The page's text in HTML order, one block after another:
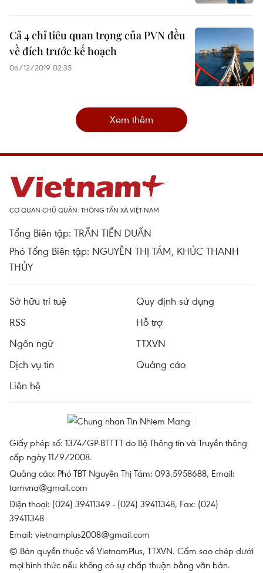
Cả 4 chỉ tiêu quan trọng của PVN đều
về đích trước kế hoạch
06/12/2019 02:35
Xem thêm
CƠ QUAN CHỦ QUẢN: THÔNG TẤN XÃ VIỆT NAM
Tổng Biên tập: TRẦN TIẾN DUẨN
Phó Tổng Biên tập: NGUYỄN THỊ TÁM, KHÚC THANH
THỦY
Sở hữu trí tuệ
Quy định sử dụng
RSS
Hỗ trợ
Ngôn ngữ
TTXVN
Dịch vụ tin
Quảng cáo
Liên hệ
Giấy phép số: 1374/GP-BTTTT do Bộ Thông tin và Truyền thông
cấp ngày 11/9/2008.
Quảng cáo: Phó TBT Nguyễn Thị Tám: 093.5958688, Email:
tamvna@gmail.com
Điện thoại: (024) 39411349 - (024) 39411348, Fax: (024)
39411348
Email: vietnamplus2008@gmail.com
© Bản quyền thuộc về VietnamPlus, TTXVN. Cấm sao chép dưới
mọi hình thức nếu không có sự chấp thuận bằng văn bản.